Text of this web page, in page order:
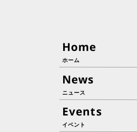
Home
ホーム
News
ニュース
Events
イベント